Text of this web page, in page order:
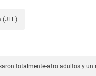
(JEE)
totalmente-atro adultos y un